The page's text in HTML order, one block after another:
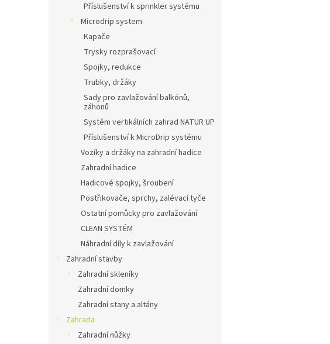
Příslušenství k sprinkler systému
Microdrip system
Kapače
Trysky rozprašovací
Spojky, redukce
Trubky, držáky
Sady pro zavlažování balkónů,
záhonů
Systém vertikálních zahrad NATUR UP
Příslušenství k MicroDrip systému
Vozíky a držáky na zahradní hadice
Zahradní hadice
Hadicové spojky, šroubení
Postřikovače, sprchy, zalévací tyče
Ostatní pomůcky pro zavlažování
CLEAN SYSTÉM
Náhradní díly k zavlažování
Zahradní stavby
Zahradní skleníky
Zahradní domky
Zahradní stany a altány
Zahrada
Zahradní nůžky